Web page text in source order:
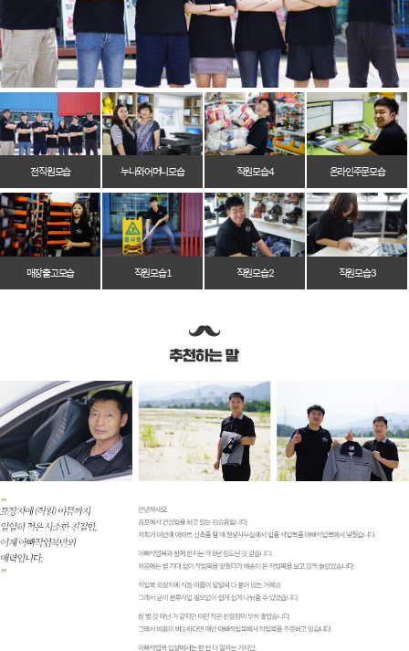
전 직원 모습 누나와 어머니 모습 직원 모습 4 온라인 주문 모습
매장 출고 모습 직원 모습 1 직원 모습 2 직원 모습 3